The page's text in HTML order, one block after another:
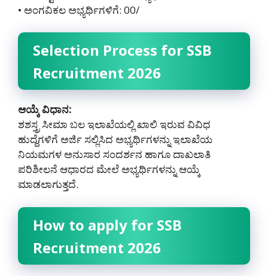
• ಅಂಗವಿಕಲ ಅಭ್ಯರ್ಥಿಗಳಿಗೆ: 00/
Selection Process for SSB
Recruitment 2026
ಆಯ್ಕೆ ವಿಧಾನ:
ಶಶಸ್ತ್ರ ಸೀಮಾ ಬಲ ಇಲಾಖೆಯಲ್ಲಿ ಖಾಲಿ ಇರುವ ವಿವಿಧ
ಹುದ್ದೆಗಳಿಗೆ ಅರ್ಜಿ ಸಲ್ಲಿಸಿದ ಅಭ್ಯರ್ಥಿಗಳನ್ನು ಇಲಾಖೆಯ
ನಿಯಮಗಳ ಅನುಸಾರ ಸಂದರ್ಶನ ಹಾಗೂ ದಾಖಲಾತಿ
ಪರಿಶೀಲನೆ ಆಧಾರದ ಮೇಲೆ ಅಭ್ಯರ್ಥಿಗಳನ್ನು ಆಯ್ಕೆ
ಮಾಡಲಾಗುತ್ತದೆ.
How to apply for SSB
Recruitment 2026